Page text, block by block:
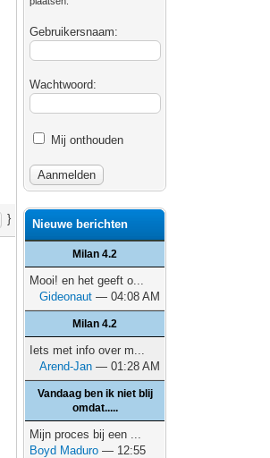
}
Gebruikersnaam:
Wachtwoord:
Mij onthouden
Nieuwe berichten
Milan 4.2
Mooi! en het geeft o...
Gideonaut — 04:08 AM
Milan 4.2
Iets met info over m...
Arend-Jan — 01:28 AM
Vandaag ben ik niet blij
omdat.....
Mijn proces bij een ...
Boyd Maduro — 12:55